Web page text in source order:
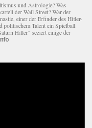
und Astrologie? Was
der Wall Street? War der
einer der Erfinder des Hitler-
politischem Talent ein Spielball
Hitler“ seziert einige der